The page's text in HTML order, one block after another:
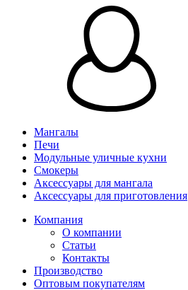
Мангалы
Печи
Модульные уличные кухни
Смокеры
Аксессуары для мангала
Аксессуары для приготовления
Компания
О компании
Статьи
Контакты
Производство
Оптовым покупателям